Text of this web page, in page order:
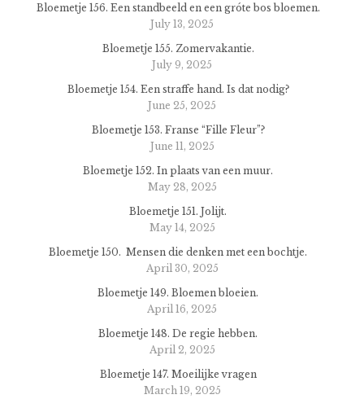
Bloemetje 156. Een standbeeld en een gróte bos bloemen.
July 13, 2025
Bloemetje 155. Zomervakantie.
July 9, 2025
Bloemetje 154. Een straffe hand. Is dat nodig?
June 25, 2025
Bloemetje 153. Franse “Fille Fleur”?
June 11, 2025
Bloemetje 152. In plaats van een muur.
May 28, 2025
Bloemetje 151. Jolijt.
May 14, 2025
Bloemetje 150. Mensen die denken met een bochtje.
April 30, 2025
Bloemetje 149. Bloemen bloeien.
April 16, 2025
Bloemetje 148. De regie hebben.
April 2, 2025
Bloemetje 147. Moeilijke vragen
March 19, 2025